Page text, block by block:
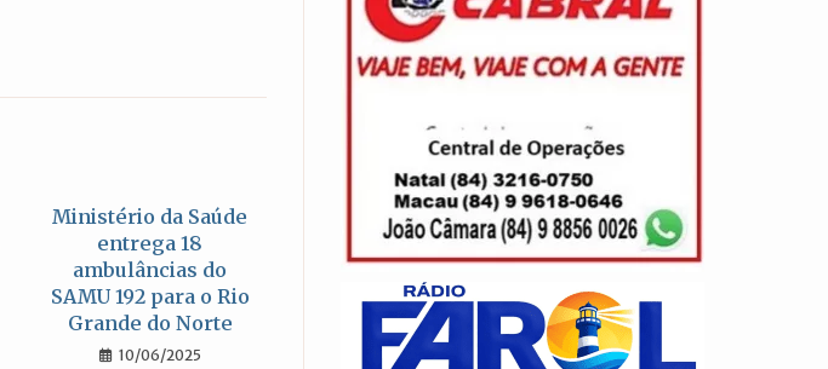
Ministério da Saúde
entrega 18
ambulâncias do
SAMU 192 para o Rio
Grande do Norte
10/06/2025